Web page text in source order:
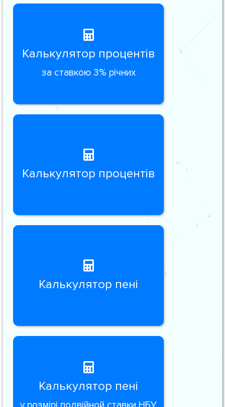
Калькулятор процентів
за ставкою 3% річних
Калькулятор процентів
Калькулятор пені
Калькулятор пені